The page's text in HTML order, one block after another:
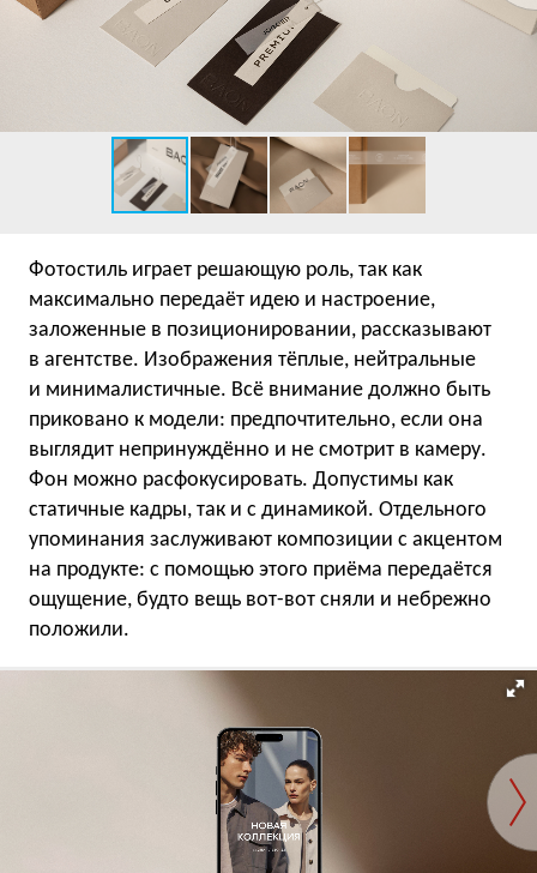
Фотостиль играет решающую роль, так как
максимально передаёт идею и настроение,
заложенные в позиционировании, рассказывают
в агентстве. Изображения тёплые, нейтральные
и минималистичные. Всё внимание должно быть
приковано к модели: предпочтительно, если она
выглядит непринуждённо и не смотрит в камеру.
Фон можно расфокусировать. Допустимы как
статичные кадры, так и с динамикой. Отдельного
упоминания заслуживают композиции с акцентом
на продукте: с помощью этого приёма передаётся
ощущение, будто вещь вот-вот сняли и небрежно
положили.